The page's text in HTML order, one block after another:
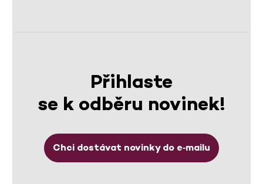
Přihlaste
se k odběru novinek!
Chci dostávat novinky do e‑mailu